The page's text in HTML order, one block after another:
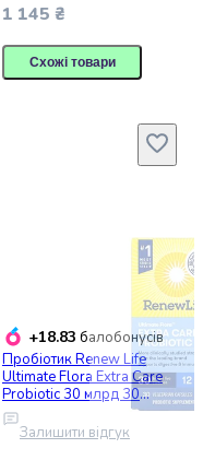
1 145 ₴
Схожі товари
+18.83 балобонусів
Пробіотик Renew Life
Ultimate Flora Extra Care
Probiotic 30 млрд 30
вегетаріанських капсул
Залишити відгук